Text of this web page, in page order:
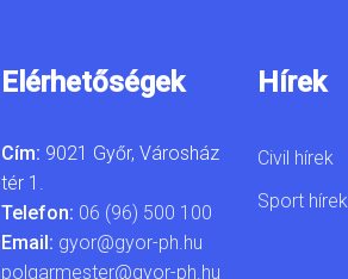
Elérhetőségek
Cím: 9021 Győr, Városház
tér 1.
Telefon: 06 (96) 500 100
Email: gyor@gyor-ph.hu
polgarmester@gyor-ph.hu
Hírek
Civil hírek
Sport hírek